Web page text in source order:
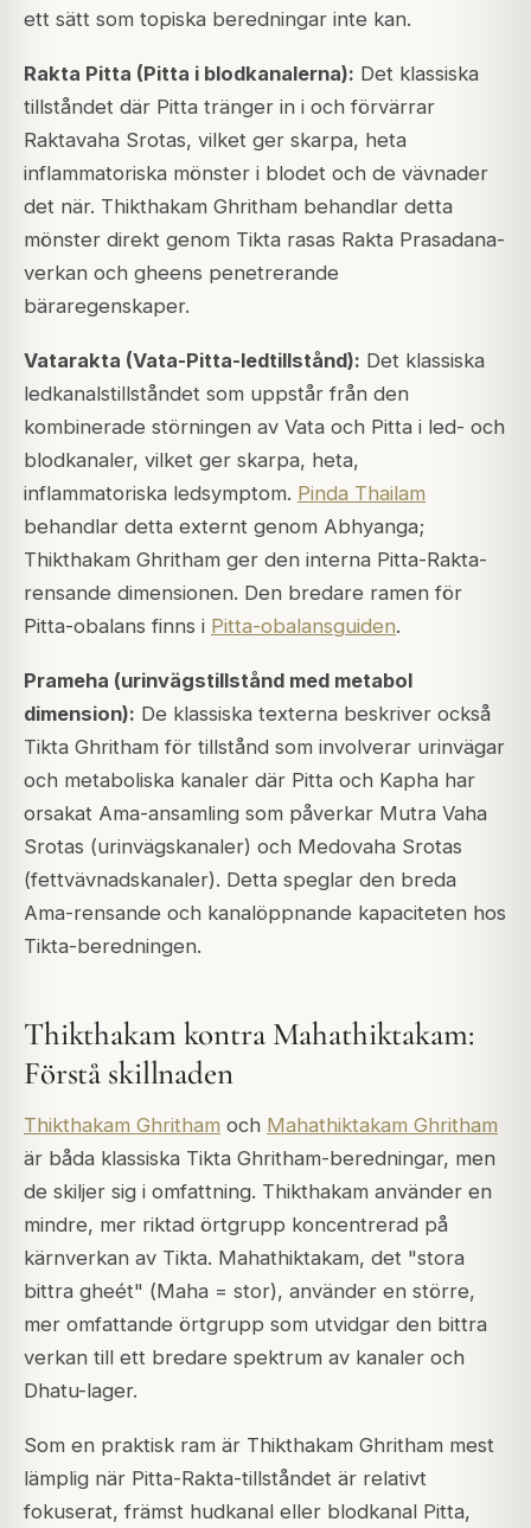
ett sätt som topiska beredningar inte kan.
Rakta Pitta (Pitta i blodkanalerna): Det klassiska
tillståndet där Pitta tränger in i och förvärrar
Raktavaha Srotas, vilket ger skarpa, heta
inflammatoriska mönster i blodet och de vävnader
det när. Thikthakam Ghritham behandlar detta
mönster direkt genom Tikta rasas Rakta Prasadana-
verkan och gheens penetrerande
bäraregenskaper.
Vatarakta (Vata-Pitta-ledtillstånd): Det klassiska
ledkanalstillståndet som uppstår från den
kombinerade störningen av Vata och Pitta i led- och
blodkanaler, vilket ger skarpa, heta,
inflammatoriska ledsymptom. Pinda Thailam
behandlar detta externt genom Abhyanga;
Thikthakam Ghritham ger den interna Pitta-Rakta-
rensande dimensionen. Den bredare ramen för
Pitta-obalans finns i Pitta-obalansguiden.
Prameha (urinvägstillstånd med metabol
dimension): De klassiska texterna beskriver också
Tikta Ghritham för tillstånd som involverar urinvägar
och metaboliska kanaler där Pitta och Kapha har
orsakat Ama-ansamling som påverkar Mutra Vaha
Srotas (urinvägskanaler) och Medovaha Srotas
(fettvävnadskanaler). Detta speglar den breda
Ama-rensande och kanalöppnande kapaciteten hos
Tikta-beredningen.
Thikthakam kontra Mahathiktakam:
Förstå skillnaden
Thikthakam Ghritham och Mahathiktakam Ghritham
är båda klassiska Tikta Ghritham-beredningar, men
de skiljer sig i omfattning. Thikthakam använder en
mindre, mer riktad örtgrupp koncentrerad på
kärnverkan av Tikta. Mahathiktakam, det "stora
bittra gheét" (Maha = stor), använder en större,
mer omfattande örtgrupp som utvidgar den bittra
verkan till ett bredare spektrum av kanaler och
Dhatu-lager.
Som en praktisk ram är Thikthakam Ghritham mest
lämplig när Pitta-Rakta-tillståndet är relativt
fokuserat, främst hudkanal eller blodkanal Pitta,